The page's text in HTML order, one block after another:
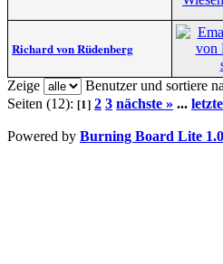
Richard von Rüdenberg
Zeige Benutzer und sortiere
Seiten (12): [1] 2 3 nächste » ...
Powered by Burning Board Lite